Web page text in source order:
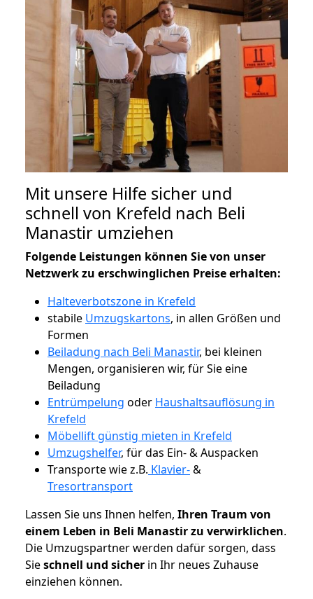
Mit unsere Hilfe sicher und
schnell von Krefeld nach Beli
Manastir umziehen
Folgende Leistungen können Sie von unser
Netzwerk zu erschwinglichen Preise erhalten:
Halteverbotszone in Krefeld
stabile Umzugskartons, in allen Größen und
Formen
Beiladung nach Beli Manastir, bei kleinen
Mengen, organisieren wir, für Sie eine
Beiladung
Entrümpelung oder Haushaltsauflösung in
Krefeld
Möbellift günstig mieten in Krefeld
Umzugshelfer, für das Ein- & Auspacken
Transporte wie z.B. Klavier-&
Tresortransport
Lassen Sie uns Ihnen helfen, Ihren Traum von
einem Leben in Beli Manastir zu verwirklichen.
Die Umzugspartner werden dafür sorgen, dass
Sieschnell und sicher in Ihr neues Zuhause
einziehen können.